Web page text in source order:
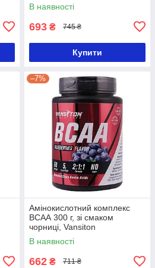
В наявності
693 ₴ 745 ₴
Купити
–7%
Амінокислотний комплекс
ВСAА 300 г, зі смаком
чорниці, Vansiton
В наявності
662 ₴ 711 ₴